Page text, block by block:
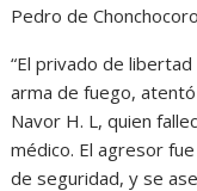
Pedro de
“El privado de
arma de fuego,
Navor H. L, quien
médico. El agresor
de seguridad, y se